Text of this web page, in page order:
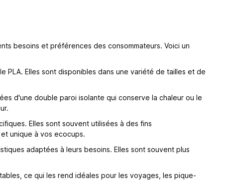
besoins et préférences des consommateurs. Voici un
PLA. Elles sont disponibles dans une variété de tailles et de
d'une double paroi isolante qui conserve la chaleur ou le
Elles sont souvent utilisées à des fins
unique à vos ecocups.
adaptées à leurs besoins. Elles sont souvent plus
ce qui les rend idéales pour les voyages, les pique-